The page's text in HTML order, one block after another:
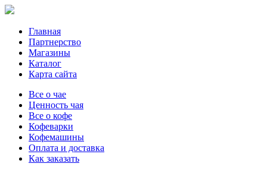
Главная
Партнерство
Магазины
Каталог
Карта сайта
Все о чае
Ценность чая
Все о кофе
Кофеварки
Кофемашины
Оплата и доставка
Как заказать